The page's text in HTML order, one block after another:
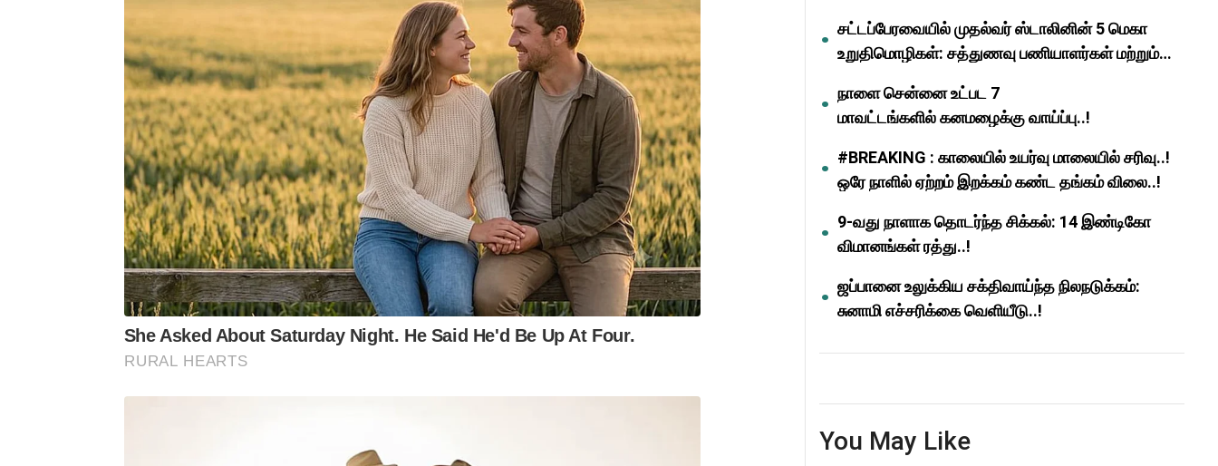
சட்டப்பேரவையில் முதல்வர் ஸ்டாலினின் 5 மெகா
உறுதிமொழிகள்: சத்துணவு பணியாளர்கள் மற்றும்
நாளை சென்னை உட்பட 7
மாவட்டங்களில் கனமழைக்கு வாய்ப்பு..!
#BREAKING : காலையில் உயர்வு மாலையில் சரிவு..!
ஒரே நாளில் ஏற்றம் இறக்கம் கண்ட தங்கம் விலை..!
9-வது நாளாக தொடர்ந்த சிக்கல்: 14 இண்டிகோ
விமானங்கள் ரத்து..!
ஜப்பானை உலுக்கிய சக்திவாய்ந்த நிலநடுக்கம்:
சுனாமி எச்சரிக்கை வெளியீடு..!
You May Like